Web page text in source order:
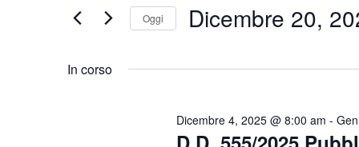
20,
2025
Navigazione
Eventi
Chiave.
Oggi Dicembre 20,
In corso
Dicembre 4, 2025 @ 8:00 am -